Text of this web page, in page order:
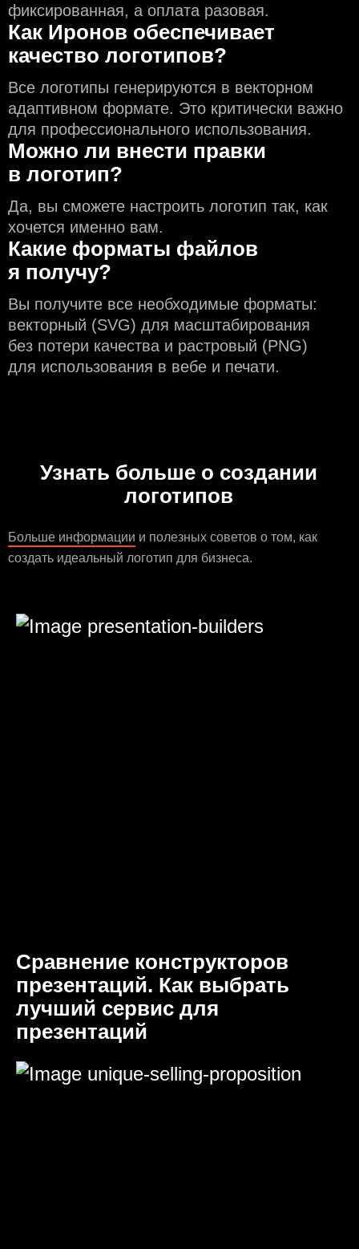
фиксированная, а оплата разовая.
Как Иронов обеспечивает
качество логотипов?
Все логотипы генерируются в векторном
адаптивном формате. Это критически важно
для профессионального использования.
Можно ли внести правки
в логотип?
Да, вы сможете настроить логотип так, как
хочется именно вам.
Какие форматы файлов
я получу?
Вы получите все необходимые форматы:
векторный (SVG) для масштабирования
без потери качества и растровый (PNG)
для использования в вебе и печати.
Узнать больше о создании
логотипов
Больше информации и полезных советов о том, как
создать идеальный логотип для бизнеса.
Сравнение конструкторов
презентаций. Как выбрать
лучший сервис для
презентаций